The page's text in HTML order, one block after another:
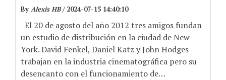
By Alexis HB/ 2024-07-15 14:40:10
El 20 de agosto del año 2012 tres amigos fundan
un estudio de distribución en la ciudad de New
York. David Fenkel, Daniel Katz y John Hodges
trabajan en la industria cinematográfica pero su
desencanto con el funcionamiento de…